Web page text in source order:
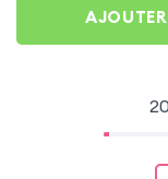
AJOUTER